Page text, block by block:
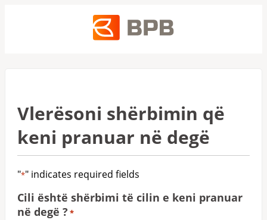
Vlerësoni shërbimin që
keni pranuar në degë
"*" indicates required fields
Cili është shërbimi të cilin e keni pranuar
në degë ? *